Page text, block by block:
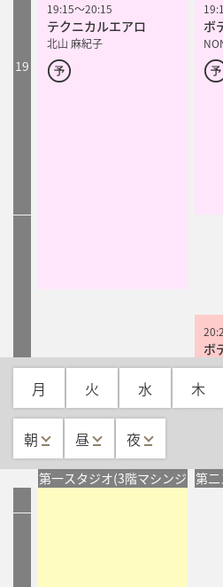
月 火 水 木
朝 昼 夜
第一スタジオ(3階マシンジ 第
19:15～20:15
テクニカルエアロ
北山 麻紀子
ボ
19:15～20:15
テクニカルエアロ
北山 麻紀子
ボ
加
21:30
ボディジャム
NONA
21:30
ボディジャム
NONA
19
20